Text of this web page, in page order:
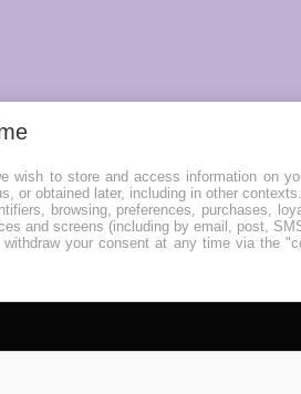
wish to store and access information on
or obtained later, including in other contexts.
browsing, preferences, purchases,
and screens (including by email, post,
your consent at any time via the